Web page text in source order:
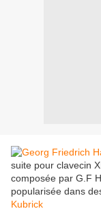
suite pour clavecin
composée par G.F
popularisée dans
Kubrick